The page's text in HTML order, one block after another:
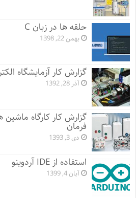
حلقه ها در زبان C
بهمن 22, 1398
گزارش کار آزمایشگاه
آذر 28, 1392
گزارش کار کارگاه ماشین
فرمان
دی 3, 1393
استفاده از IDE آردوینو
آبان 4, 1399